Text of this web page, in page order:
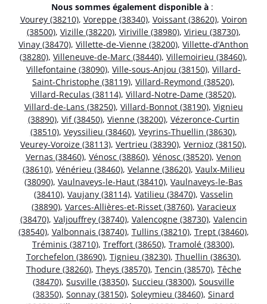
Nous sommes également disponible à :
Vourey (38210), Voreppe (38340), Voissant (38620), Voiron
(38500), Vizille (38220), Viriville (38980), Virieu (38730),
Vinay (38470), Villette-de-Vienne (38200), Villette-d’Anthon
(38280), Villeneuve-de-Marc (38440), Villemoirieu (38460),
Villefontaine (38090), Ville-sous-Anjou (38150), Villard-
Saint-Christophe (38119), Villard-Reymond (38520),
Villard-Reculas (38114), Villard-Notre-Dame (38520),
Villard-de-Lans (38250), Villard-Bonnot (38190), Vignieu
(38890), Vif (38450), Vienne (38200), Vézeronce-Curtin
(38510), Veyssilieu (38460), Veyrins-Thuellin (38630),
Veurey-Voroize (38113), Vertrieu (38390), Vernioz (38150),
Vernas (38460), Vénosc (38860), Vénosc (38520), Venon
(38610), Vénérieu (38460), Velanne (38620), Vaulx-Milieu
(38090), Vaulnaveys-le-Haut (38410), Vaulnaveys-le-Bas
(38410), Vaujany (38114), Vatilieu (38470), Vasselin
(38890), Varces-Allières-et-Risset (38760), Varacieux
(38470), Valjouffrey (38740), Valencogne (38730), Valencin
(38540), Valbonnais (38740), Tullins (38210), Trept (38460),
Tréminis (38710), Treffort (38650), Tramolé (38300),
Torchefelon (38690), Tignieu (38230), Thuellin (38630),
Thodure (38260), Theys (38570), Tencin (38570), Têche
(38470), Susville (38350), Succieu (38300), Sousville
(38350), Sonnay (38150), Soleymieu (38460), Sinard